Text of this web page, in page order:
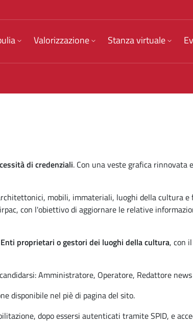
Valorizzazione Stanza virtuale
di credenziali. Con una veste grafica
mobili, immateriali, luoghi della cultura
con l'obiettivo di aggiornare le relative
proprietari o gestori dei luoghi della cultura, con
Amministratore, Operatore, Redattore
disponibile nel piè di pagina del sito.
dopo essersi autenticati tramite SPID, e